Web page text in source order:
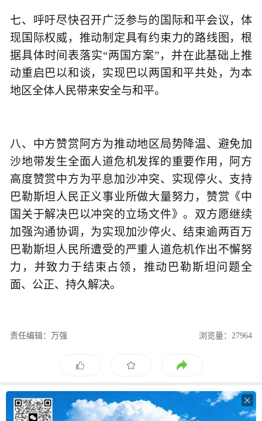
七、呼吁尽快召开广泛参与的国际和平会议，体
现国际权威，推动制定具有约束力的路线图，根
据具体时间表落实“两国方案”，并在此基础上推
动重启巴以和谈，实现巴以两国和平共处，为本
地区全体人民带来安全与和平。
八、中方赞赏阿方为推动地区局势降温、避免加
沙地带发生全面人道危机发挥的重要作用，阿方
高度赞赏中方为平息加沙冲突、实现停火、支持
巴勒斯坦人民正义事业所做大量努力，赞赏《中
国关于解决巴以冲突的立场文件》。双方愿继续
加强沟通协调，为实现加沙停火、结束逾两百万
巴勒斯坦人民所遭受的严重人道危机作出不懈努
力，并致力于结束占领，推动巴勒斯坦问题全
面、公正、持久解决。
责任编辑：万强 浏览量：27964
